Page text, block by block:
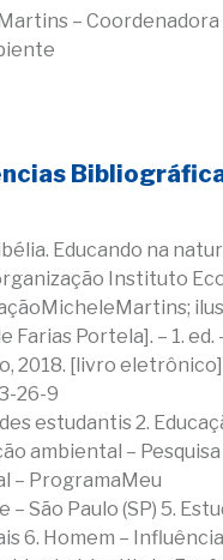
– Coordenadora
Educando na
Instituto
Farias Portela]. – 1. ed.
2018. [livro
26-9
estudantis 2.
ambiental –
– ProgramaMeu
– São Paulo (SP) 5.
6. Homem –